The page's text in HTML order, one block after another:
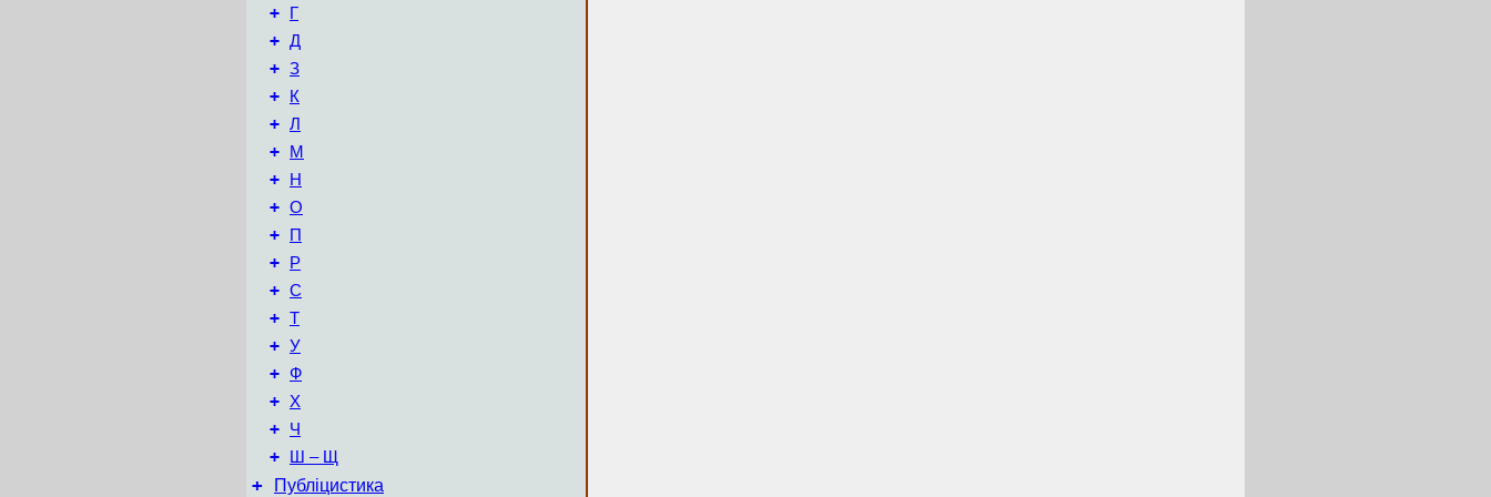
+ Г
+ Д
+ З
+ К
+ Л
+ М
+ Н
+ О
+ П
+ Р
+ С
+ Т
+ У
+ Ф
+ Х
+ Ч
+ Ш – Щ
+ Публіцистика